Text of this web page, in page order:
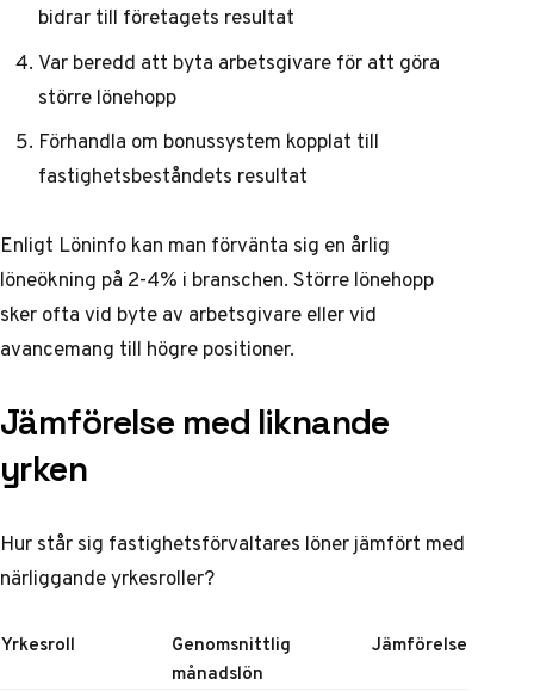
bidrar till företagets resultat
Var beredd att byta arbetsgivare för att göra
större lönehopp
Förhandla om bonussystem kopplat till
fastighetsbeståndets resultat
Enligt Löninfokan man förvänta sig en årlig
löneökning på 2-4% i branschen. Större lönehopp
sker ofta vid byte av arbetsgivare eller vid
avancemang till högre positioner.
Jämförelse med liknande
yrken
Hur står sig fastighetsförvaltares löner jämfört med
närliggande yrkesroller?
Yrkesroll
Genomsnittlig
månadslön
Jämförelse